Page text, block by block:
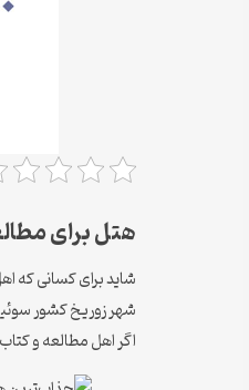
هتل برای
شهر زوریخ کشور
اگر اهل مطالعه و